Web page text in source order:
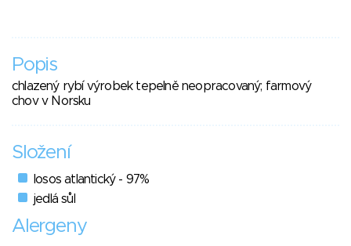
Popis
chlazený rybí výrobek tepelně neopracovaný; farmový
chov v Norsku
Složení
losos atlantický - 97%
jedlá sůl
Alergeny